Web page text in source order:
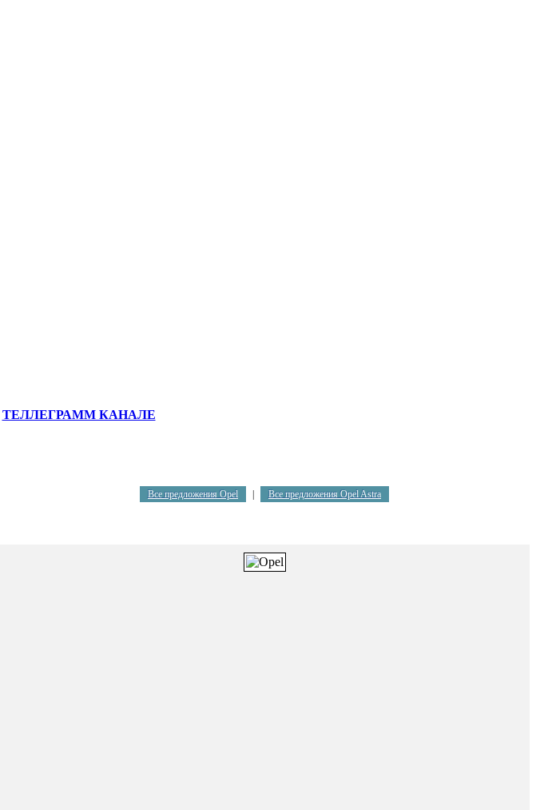
ТЕЛЛЕГРАММ КАНАЛЕ
Все предложения Opel Все предложения Opel Astra